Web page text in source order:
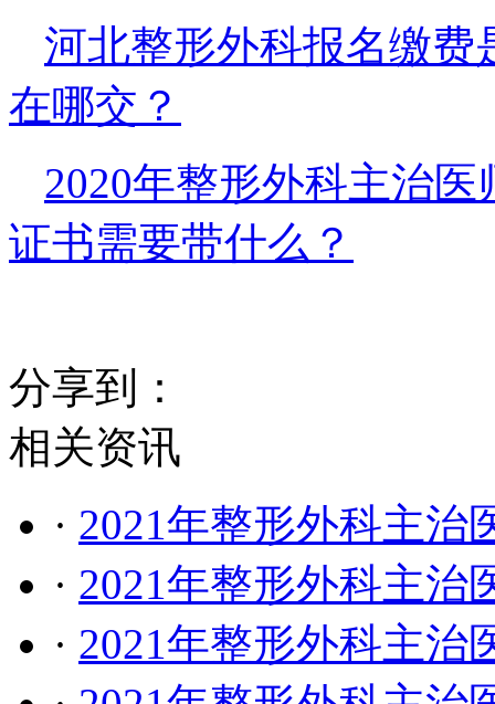
河北整形外科报名缴费
在哪交？
2020年整形外科主治
证书需要带什么？
分享到：
相关资讯
· 2021年整形外科主治
· 2021年整形外科主治
· 2021年整形外科主治